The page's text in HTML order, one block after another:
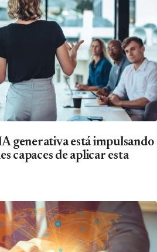
generativa está impulsando
capaces de aplicar esta